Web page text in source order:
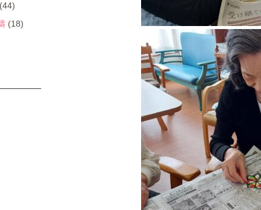
(44)
(18)